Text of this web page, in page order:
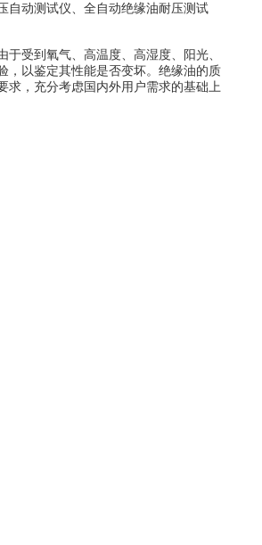
自动测试仪、全自动绝缘油耐压测试
受到氧气、高温度、高湿度、阳光、
，以鉴定其性能是否变坏。绝缘油的质
，充分考虑国内外用户需求的基础上